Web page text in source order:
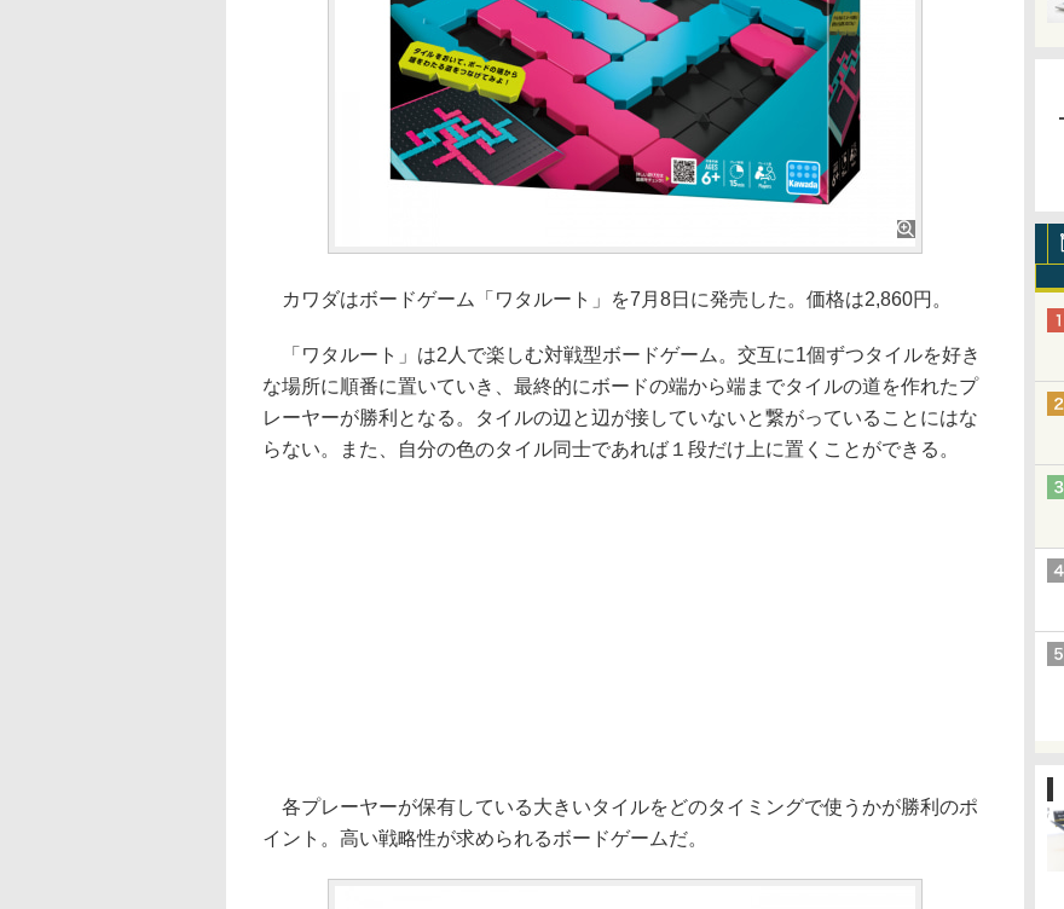
カワダはボードゲーム「ワタルート」を7月8日に発売した。価格は2,860円。
「ワタルート」は2人で楽しむ対戦型ボードゲーム。交互に1個ずつタイルを好き
な場所に順番に置いていき、最終的にボードの端から端までタイルの道を作れたプ
レーヤーが勝利となる。タイルの辺と辺が接していないと繋がっていることにはな
らない。また、自分の色のタイル同士であれば１段だけ上に置くことができる。
各プレーヤーが保有している大きいタイルをどのタイミングで使うかが勝利のポ
イント。高い戦略性が求められるボードゲームだ。